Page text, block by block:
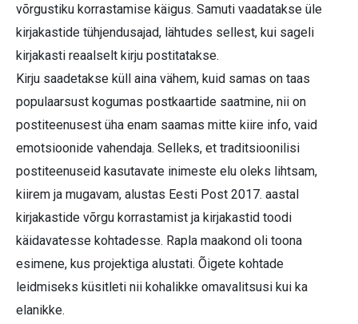
võrgustiku korrastamise käigus. Samuti vaadatakse üle
kirjakastide tühjendusajad, lähtudes sellest, kui sageli
kirjakasti reaalselt kirju postitatakse.
Kirju saadetakse küll aina vähem, kuid samas on taas
populaarsust kogumas postkaartide saatmine, nii on
postiteenusest üha enam saamas mitte kiire info, vaid
emotsioonide vahendaja. Selleks, et traditsioonilisi
postiteenuseid kasutavate inimeste elu oleks lihtsam,
kiirem ja mugavam, alustas Eesti Post 2017. aastal
kirjakastide võrgu korrastamist ja kirjakastid toodi
käidavatesse kohtadesse. Rapla maakond oli toona
esimene, kus projektiga alustati. Õigete kohtade
leidmiseks küsitleti nii kohalikke omavalitsusi kui ka
elanikke.